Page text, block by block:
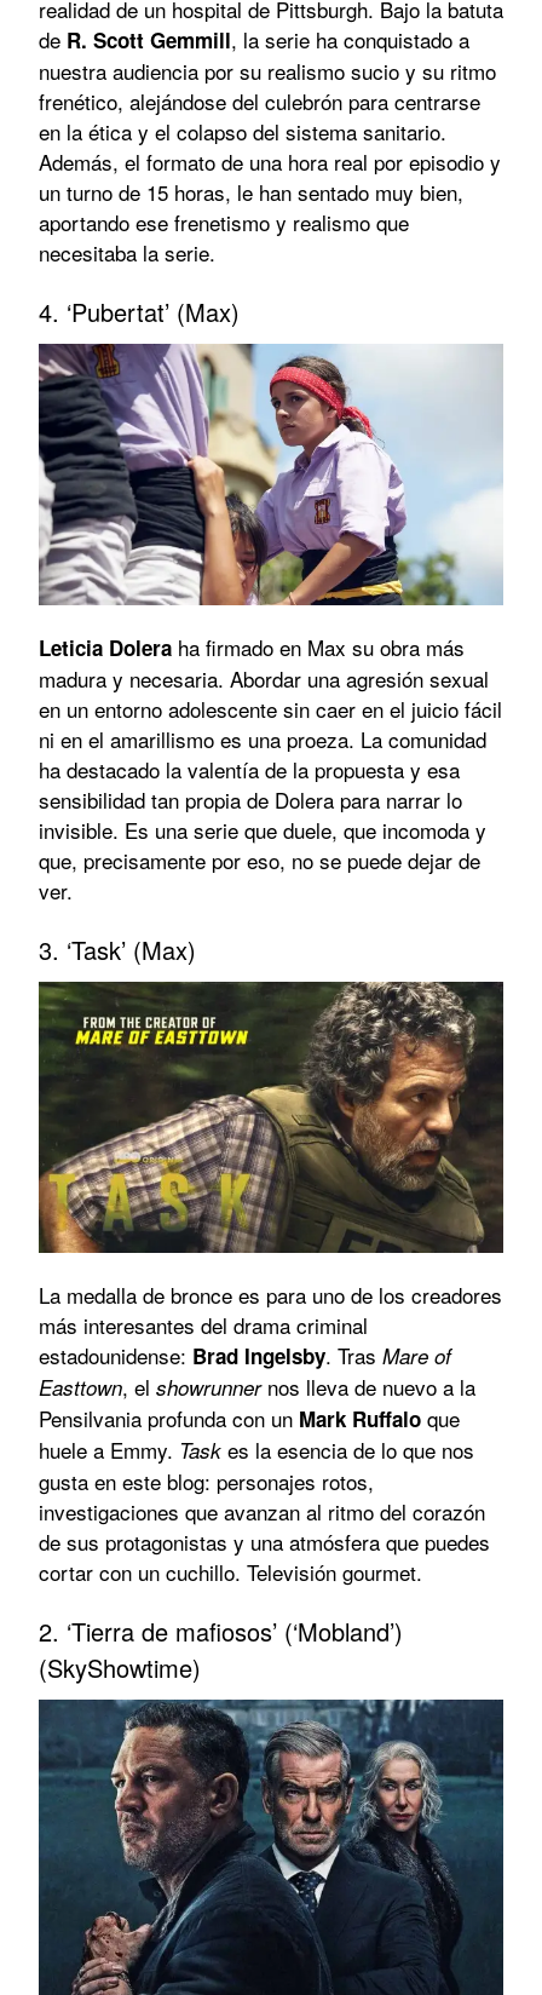
realidad de un hospital de Pittsburgh. Bajo la batuta
de R. Scott Gemmill, la serie ha conquistado a
nuestra audiencia por su realismo sucio y su ritmo
frenético, alejándose del culebrón para centrarse
en la ética y el colapso del sistema sanitario.
Además, el formato de una hora real por episodio y
un turno de 15 horas, le han sentado muy bien,
aportando ese frenetismo y realismo que
necesitaba la serie.
4. ‘Pubertat’ (Max)
Leticia Dolera ha firmado en Max su obra más
madura y necesaria. Abordar una agresión sexual
en un entorno adolescente sin caer en el juicio fácil
ni en el amarillismo es una proeza. La comunidad
ha destacado la valentía de la propuesta y esa
sensibilidad tan propia de Dolera para narrar lo
invisible. Es una serie que duele, que incomoda y
que, precisamente por eso, no se puede dejar de
ver.
3. ‘Task’ (Max)
La medalla de bronce es para uno de los creadores
más interesantes del drama criminal
estadounidense: Brad Ingelsby. Tras Mare of
Easttown, el showrunnernos lleva de nuevo a la
Pensilvania profunda con un Mark Ruffalo que
huele a Emmy. Task es la esencia de lo que nos
gusta en este blog: personajes rotos,
investigaciones que avanzan al ritmo del corazón
de sus protagonistas y una atmósfera que puedes
cortar con un cuchillo. Televisión gourmet.
2. ‘Tierra de mafiosos’ (‘Mobland’)
(SkyShowtime)